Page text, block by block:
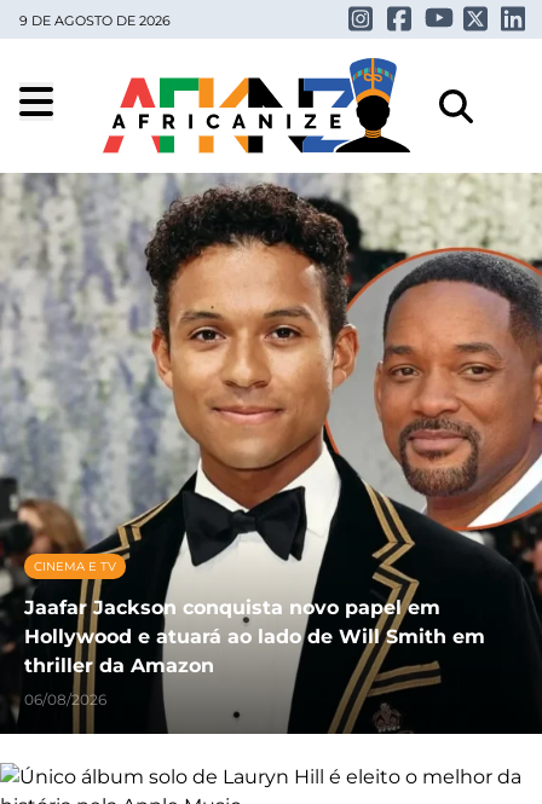
9 DE AGOSTO DE 2026
CINEMA E TV
Jaafar Jackson conquista novo papel em
Hollywood e atuará ao lado de Will Smith em
thriller da Amazon
06/08/2026